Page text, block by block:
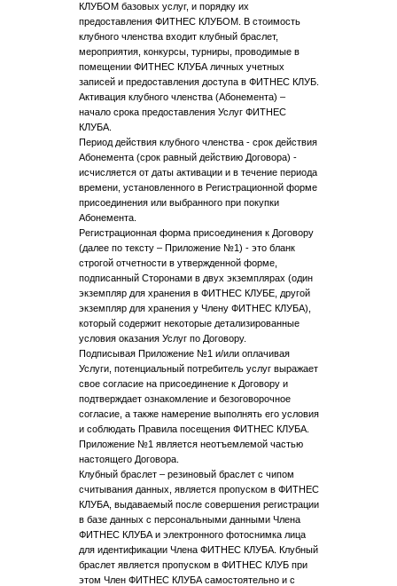
КЛУБОМ базовых услуг, и порядку их
предоставления ФИТНЕС КЛУБОМ. В стоимость
клубного членства входит клубный браслет,
мероприятия, конкурсы, турниры, проводимые в
помещении ФИТНЕС КЛУБА личных учетных
записей и предоставления доступа в ФИТНЕС КЛУБ.
Активация клубного членства (Абонемента) –
начало срока предоставления Услуг ФИТНЕС
КЛУБА.
Период действия клубного членства - срок действия
Абонемента (срок равный действию Договора) -
исчисляется от даты активации и в течение периода
времени, установленного в Регистрационной форме
присоединения или выбранного при покупки
Абонемента.
Регистрационная форма присоединения к Договору
(далее по тексту – Приложение №1) - это бланк
строгой отчетности в утвержденной форме,
подписанный Сторонами в двух экземплярах (один
экземпляр для хранения в ФИТНЕС КЛУБЕ, другой
экземпляр для хранения у Члену ФИТНЕС КЛУБА),
который содержит некоторые детализированные
условия оказания Услуг по Договору.
Подписывая Приложение №1 и/или оплачивая
Услуги, потенциальный потребитель услуг выражает
свое согласие на присоединение к Договору и
подтверждает ознакомление и безоговорочное
согласие, а также намерение выполнять его условия
и соблюдать Правила посещения ФИТНЕС КЛУБА.
Приложение №1 является неотъемлемой частью
настоящего Договора.
Клубный браслет – резиновый браслет с чипом
считывания данных, является пропуском в ФИТНЕС
КЛУБА, выдаваемый после совершения регистрации
в базе данных с персональными данными Члена
ФИТНЕС КЛУБА и электронного фотоснимка лица
для идентификации Члена ФИТНЕС КЛУБА. Клубный
браслет является пропуском в ФИТНЕС КЛУБ при
этом Член ФИТНЕС КЛУБА самостоятельно и с